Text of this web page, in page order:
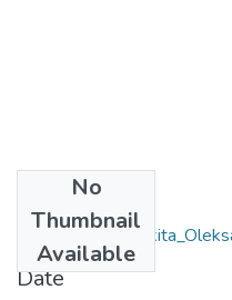
No
Thumbnail
Available
Date